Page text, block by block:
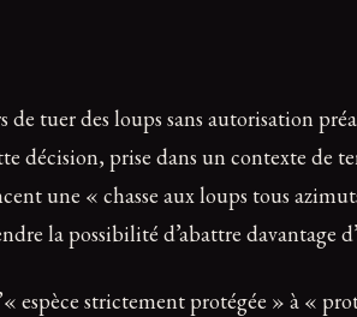
de tuer des loups sans autorisation
décision, prise dans un contexte de
une « chasse aux loups tous
la possibilité d’abattre davantage
espèce strictement protégée » à «